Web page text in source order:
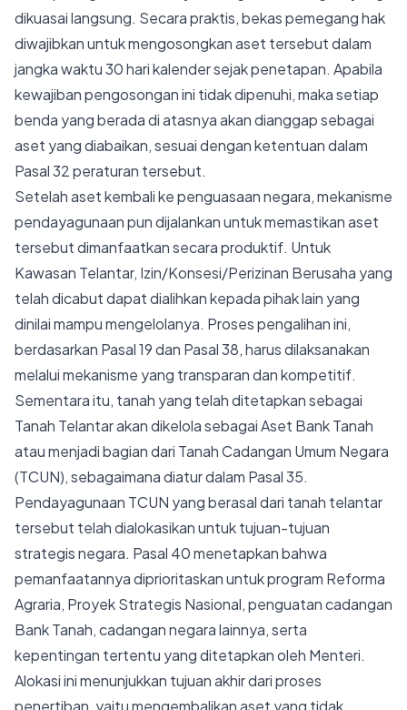
dikuasai langsung. Secara praktis, bekas pemegang hak
diwajibkan untuk mengosongkan aset tersebut dalam
jangka waktu 30 hari kalender sejak penetapan. Apabila
kewajiban pengosongan ini tidak dipenuhi, maka setiap
benda yang berada di atasnya akan dianggap sebagai
aset yang diabaikan, sesuai dengan ketentuan dalam
Pasal 32 peraturan tersebut.
Setelah aset kembali ke penguasaan negara, mekanisme
pendayagunaan pun dijalankan untuk memastikan aset
tersebut dimanfaatkan secara produktif. Untuk
Kawasan Telantar, Izin/Konsesi/Perizinan Berusaha yang
telah dicabut dapat dialihkan kepada pihak lain yang
dinilai mampu mengelolanya. Proses pengalihan ini,
berdasarkan Pasal 19 dan Pasal 38, harus dilaksanakan
melalui mekanisme yang transparan dan kompetitif.
Sementara itu, tanah yang telah ditetapkan sebagai
Tanah Telantar akan dikelola sebagai Aset Bank Tanah
atau menjadi bagian dari Tanah Cadangan Umum Negara
(TCUN), sebagaimana diatur dalam Pasal 35.
Pendayagunaan TCUN yang berasal dari tanah telantar
tersebut telah dialokasikan untuk tujuan-tujuan
strategis negara. Pasal 40 menetapkan bahwa
pemanfaatannya diprioritaskan untuk program Reforma
Agraria, Proyek Strategis Nasional, penguatan cadangan
Bank Tanah, cadangan negara lainnya, serta
kepentingan tertentu yang ditetapkan oleh Menteri.
Alokasi ini menunjukkan tujuan akhir dari proses
penertiban, yaitu mengembalikan aset yang tidak